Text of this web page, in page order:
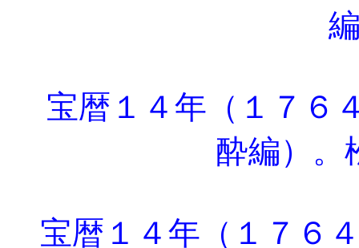
宝暦１４年（１７６
酔編）。
宝暦１４年（１７６